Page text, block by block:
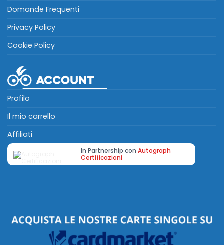
Domande Frequenti
Privacy Policy
Cookie Policy
Profilo
Il mio carrello
Affiliati
In Partnership con Autograph
Certificazioni